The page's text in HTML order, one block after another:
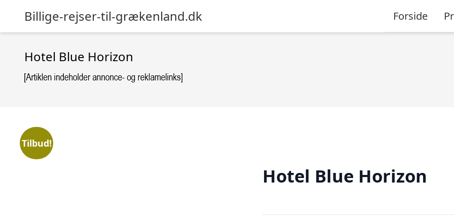
Billige-rejser-til-grækenland.dk Forside
Hotel Blue Horizon
Tilbud!
Hotel Blue Horizon